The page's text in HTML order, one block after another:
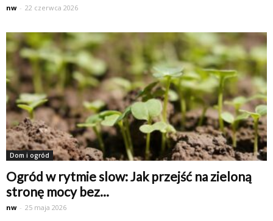
nw - 22 czerwca 2026
Dom i ogród
Ogród w rytmie slow: Jak przejść na zieloną
stronę mocy bez...
nw - 25 maja 2026